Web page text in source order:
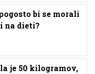
bi se morali
na dieti?
je 50 kilogramov,